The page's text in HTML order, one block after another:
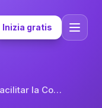
Inizia gratis
Strumenti Digitali per Facilitar la Comunicazione tra Scuola e Famiglia